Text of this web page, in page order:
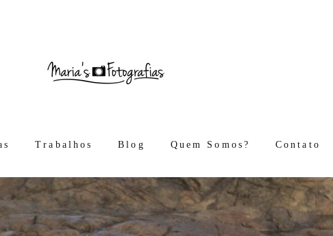
Trabalhos Blog Quem Somos? Contato